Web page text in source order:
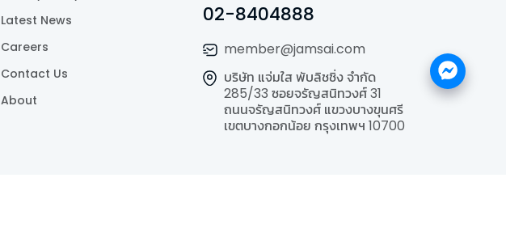
Latest News
Careers
Contact Us
About
02-8404888
member@jamsai.com
บริษัท แจ่มใส พับลิชชิ่ง จำกัด
285/33 ซอยจรัญสนิทวงศ์ 31
ถนนจรัญสนิทวงศ์ แขวงบางขุนศรี
เขตบางกอกน้อย กรุงเทพฯ 10700